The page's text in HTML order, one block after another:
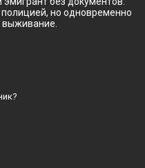
полицией, но одновременно
выживание.